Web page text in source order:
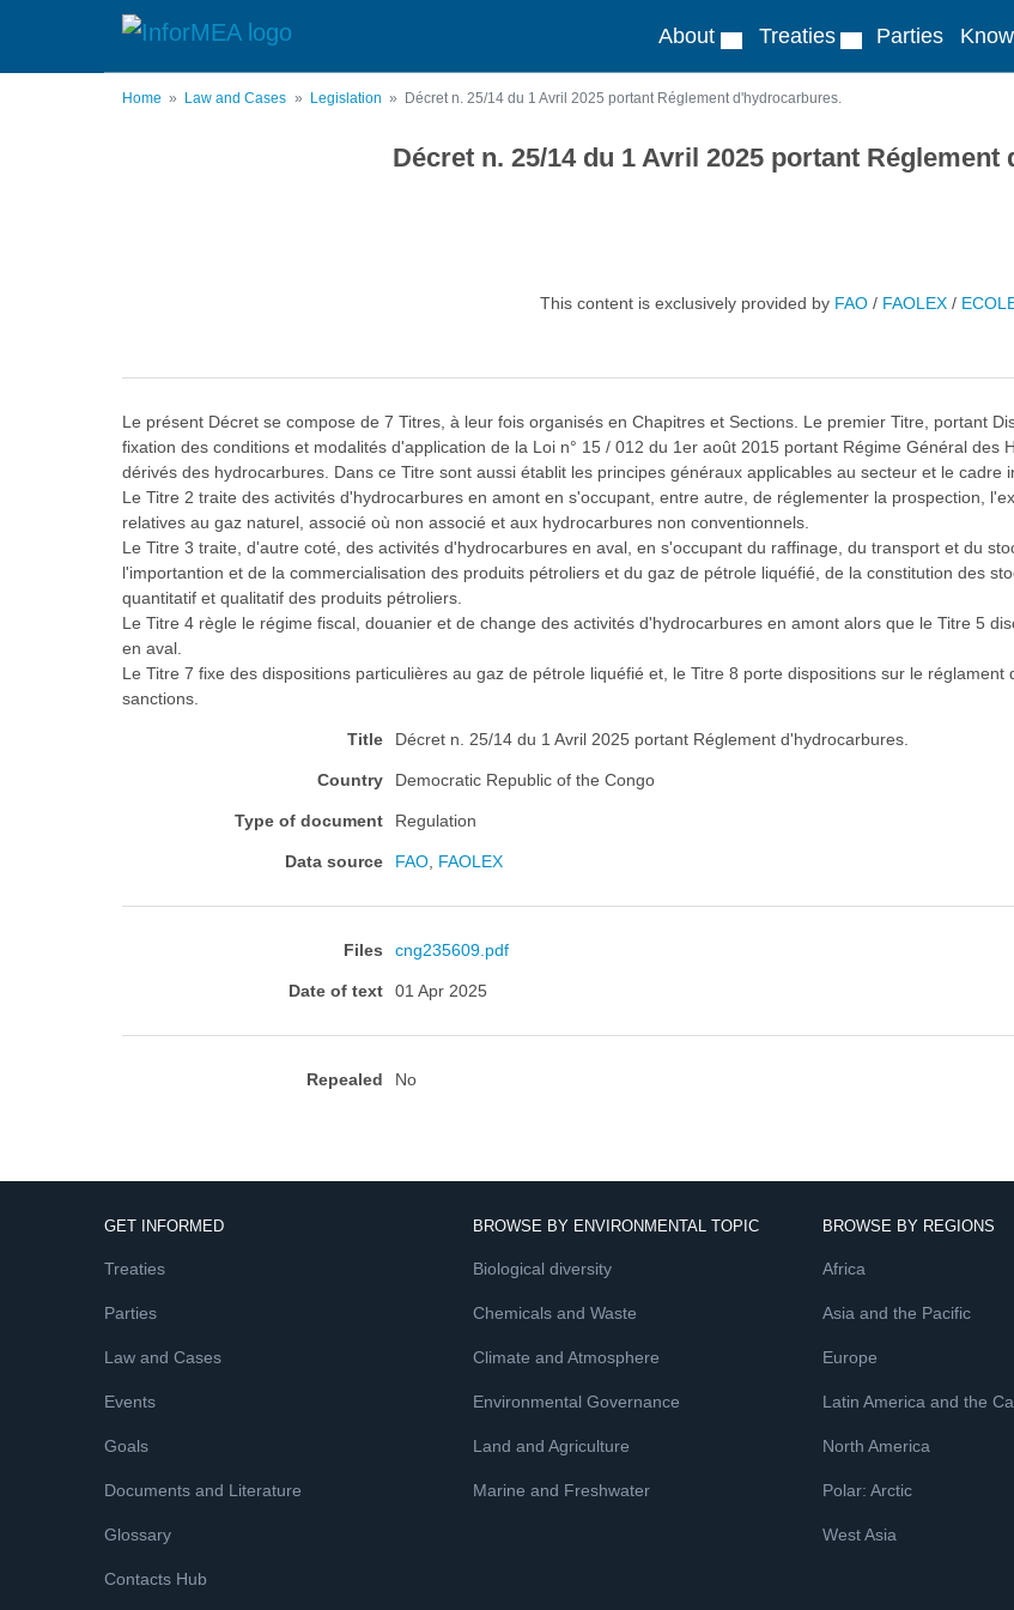
About Treaties Parties
Home Law and Cases Legislation Décret n. 25/14 du 1 Avril 2025 portant Réglement d'hydrocarbures.
Décret n. 25/14 du 1 Avril 2025 portant
This content is exclusively provided by FAO / FAOLEX /
Le présent Décret se compose de 7 Titres, à leur fois organisés en Chapitres et Sections. Le premier Titre, portant
fixation des conditions et modalités d'application de la Loi n° 15 / 012 du 1er août 2015 portant Régime Général
dérivés des hydrocarbures. Dans ce Titre sont aussi établit les principes généraux applicables au secteur et le cadre
Le Titre 2 traite des activités d'hydrocarbures en amont en s'occupant, entre autre, de réglementer la prospection,
relatives au gaz naturel, associé où non associé et aux hydrocarbures non conventionnels.
Le Titre 3 traite, d'autre coté, des activités d'hydrocarbures en aval, en s'occupant du raffinage, du transport et du
l'importantion et de la commercialisation des produits pétroliers et du gaz de pétrole liquéfié, de la constitution des
quantitatif et qualitatif des produits pétroliers.
Le Titre 4 règle le régime fiscal, douanier et de change des activités d'hydrocarbures en amont alors que le Titre 5
en aval.
Le Titre 7 fixe des dispositions particulières au gaz de pétrole liquéfié et, le Titre 8 porte dispositions sur le
sanctions.
Title Décret n. 25/14 du 1 Avril 2025 portant Réglement d'hydrocarbures.
Country Democratic Republic of the Congo
Type of document Regulation
Data source FAO FAOLEX
Files cng235609.pdf
Date of text 01 Apr 2025
Repealed No
GET INFORMED
Treaties
Parties
Law and Cases
Events
Goals
Documents and Literature
Glossary
Contacts Hub
BROWSE BY ENVIRONMENTAL TOPIC
Biological diversity
Chemicals and Waste
Climate and Atmosphere
Environmental Governance
Land and Agriculture
Marine and Freshwater
BROWSE BY REGIONS
Africa
Asia and the Pacific
Europe
Latin America and the
North America
Polar: Arctic
West Asia